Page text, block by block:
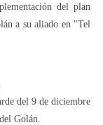
del plan
a su aliado en "Tel
del 9 de diciembre
Golán.